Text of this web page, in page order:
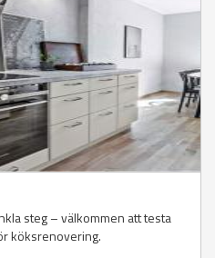
steg – välkommen att testa
köksrenovering.